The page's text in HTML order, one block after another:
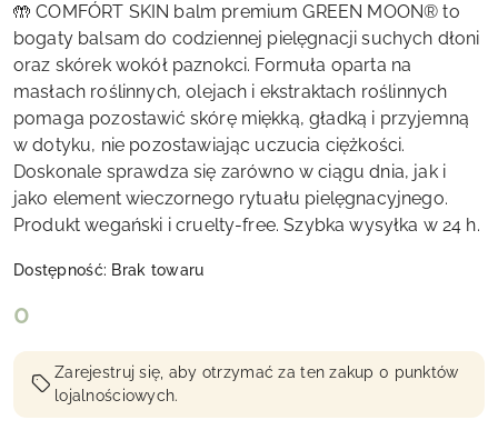
🤲 COMFÓRT SKIN balm premium GREEN MOON® to
bogaty balsam do codziennej pielęgnacji suchych dłoni
oraz skórek wokół paznokci. Formuła oparta na
masłach roślinnych, olejach i ekstraktach roślinnych
pomaga pozostawić skórę miękką, gładką i przyjemną
w dotyku, nie pozostawiając uczucia ciężkości.
Doskonale sprawdza się zarówno w ciągu dnia, jak i
jako element wieczornego rytuału pielęgnacyjnego.
Produkt wegański i cruelty-free. Szybka wysyłka w 24 h.
Dostępność: Brak towaru
cena:
0
Zarejestruj się, aby otrzymać za ten zakup 0 punktów
lojalnościowych.